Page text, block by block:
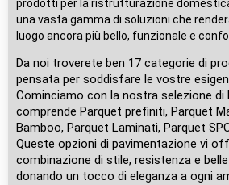
prodotti per la ristrutturazione
una vasta gamma di soluzioni che
luogo ancora più bello, funzionale e
Da noi troverete ben 17 categorie di
pensata per soddisfare le vostre
Cominciamo con la nostra selezione di
comprende Parquet prefiniti, Parquet
Bamboo, Parquet Laminati, Parquet
Queste opzioni di pavimentazione vi
combinazione di stile, resistenza e
donando un tocco di eleganza a ogni